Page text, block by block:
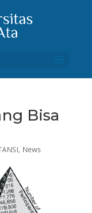
Bisa
, News